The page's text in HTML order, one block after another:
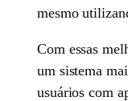
mesmo
Com essas
um sistema
usuários com